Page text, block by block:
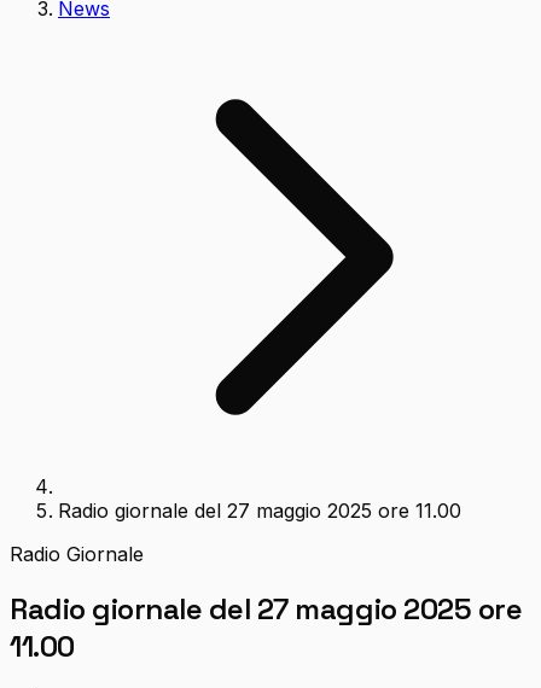
News
Radio giornale del 27 maggio 2025 ore 11.00
Radio Giornale
Radio giornale del 27 maggio 2025 ore
11.00